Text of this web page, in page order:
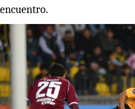
encuentro.